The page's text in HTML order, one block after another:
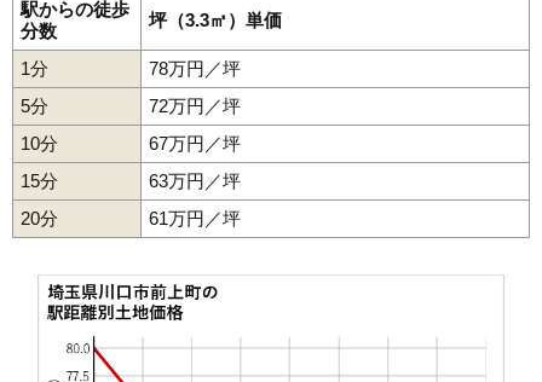
42
43
44 芝富士
45 三ツ和
46 戸塚鋏町
47 戸塚境町
48 緑町
50 安行藤八
51 北園町
駅からの徒歩
分数
坪（3.3㎡）単価
1分
78万円／坪
5分
72万円／坪
10分
67万円／坪
15分
63万円／坪
20分
61万円／坪